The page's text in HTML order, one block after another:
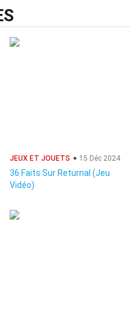
JEUX ET JOUETS 15 Déc 2024
36 Faits Sur Returnal (Jeu
Vidéo)